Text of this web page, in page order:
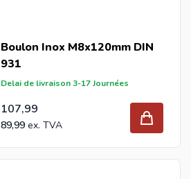
Boulon Inox M8x120mm DIN
931
Delai de livraison 3-17 Journées
107,99
89,99